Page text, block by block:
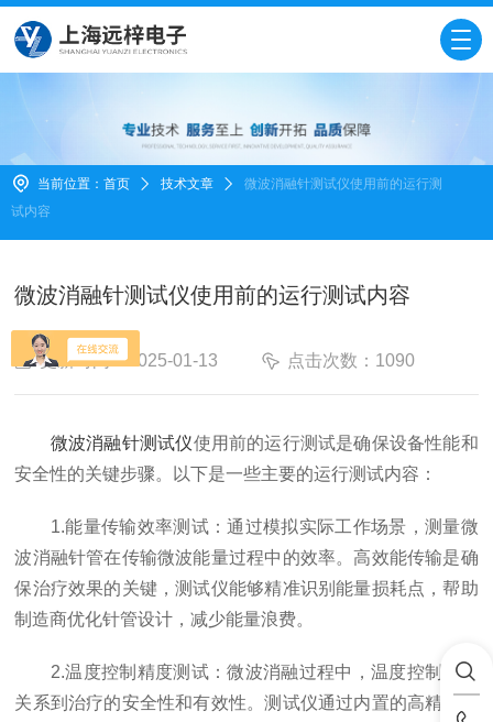
当前位置： 首页 技术文章
微波消融针测试仪使用前的运行测
试内容
微波消融针测试仪使用前的运行测试内容
更新时间：2025-01-13 点击次数：1090
微波消融针测试仪使用前的运行测试是确保设备性能和
安全性的关键步骤。以下是一些主要的运行测试内容：
1.能量传输效率测试：通过模拟实际工作场景，测量微
波消融针管在传输微波能量过程中的效率。高效能传输是确
保治疗效果的关键，测试仪能够精准识别能量损耗点，帮助
制造商优化针管设计，减少能量浪费。
2.温度控制精度测试：微波消融过程中，温度控制直接
关系到治疗的安全性和有效性。测试仪通过内置的高精度温